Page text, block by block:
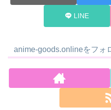
LINE
anime-goods.onlineをフォ